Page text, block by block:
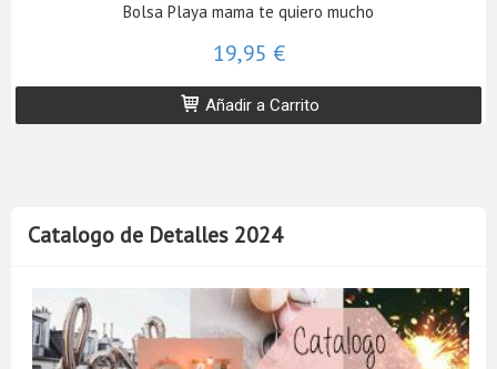
Catalogo de Detalles 2024
Bolsa Playa mama te quiero mucho
19,95 €
Añadir a Carrito